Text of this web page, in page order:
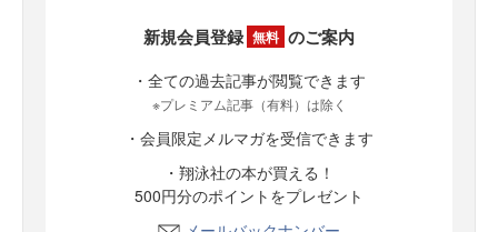
新規会員登録 無料 のご案内
・全ての過去記事が閲覧できます
※プレミアム記事（有料）は除く
・会員限定メルマガを受信できます
・翔泳社の本が買える！
500円分のポイントをプレゼント